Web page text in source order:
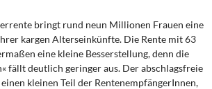
bringt rund neun Millionen Frauen eine
kargen Alterseinkünfte. Die Rente mit 63
eine kleine Besserstellung, denn die
fällt deutlich geringer aus. Der abschlagsfreie
kleinen Teil der RentenempfängerInnen,